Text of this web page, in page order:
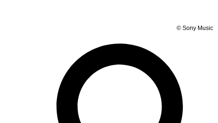
© Sony Music